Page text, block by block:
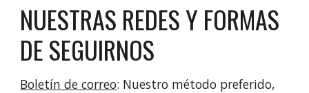
NUESTRAS REDES Y FORMAS
DE SEGUIRNOS
Boletín de correo: Nuestro método preferido,